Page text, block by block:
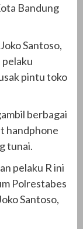
Bandung
Santoso,
pelaku
pintu toko
berbagai
handphone
tunai.
pelaku R ini
Polrestabes
Santoso,